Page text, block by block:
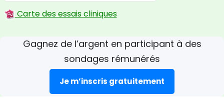
Carte des essais cliniques
Gagnez de l’argent en participant à des
sondages rémunérés
Je m’inscris gratuitement